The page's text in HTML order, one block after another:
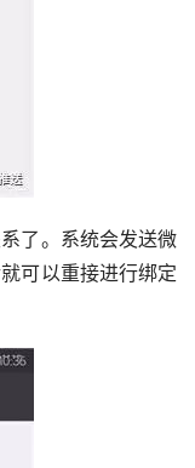
了。系统会发送微
可以重接进行绑定